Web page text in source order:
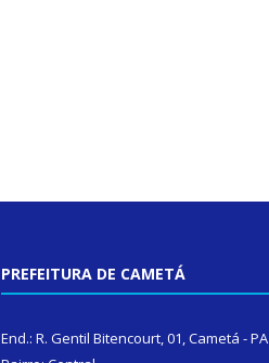
PREFEITURA DE CAMETÁ
End.: R. Gentil Bitencourt, 01, Cametá - PA